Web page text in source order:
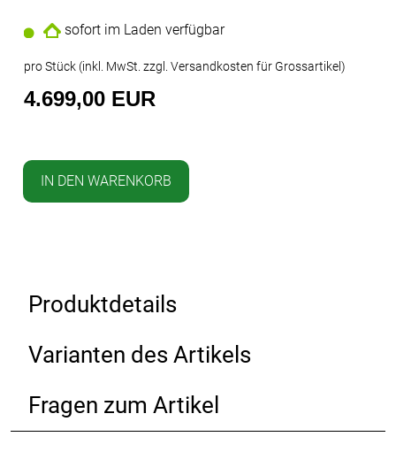
sofort im Laden verfügbar
pro Stück (inkl. MwSt. zzgl. Versandkosten für Grossartikel)
4.699,00 EUR
IN DEN WARENKORB
Produktdetails
Varianten des Artikels
Fragen zum Artikel